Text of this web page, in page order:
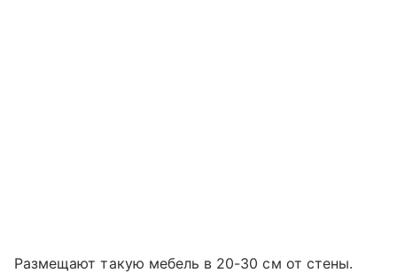
Размещают такую мебель в 20-30 см от стены.